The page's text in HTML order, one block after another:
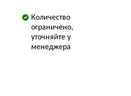
Количество
ограничено,
уточняйте у
менеджера